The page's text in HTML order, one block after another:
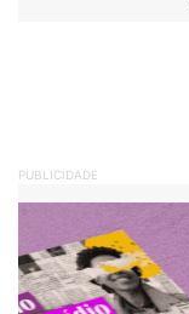
PUBLICIDADE